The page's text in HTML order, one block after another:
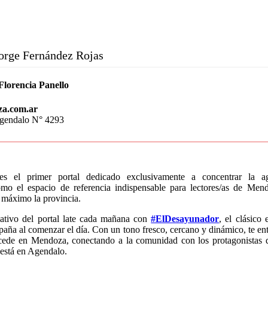
Fernández Rojas
Panello
N° 4293
el primer portal dedicado exclusivamente a concentrar la
el espacio de referencia indispensable para lectores/as de
la provincia.
del portal late cada mañana con#ElDesayunador, el clásico
al comenzar el día. Con un tono fresco, cercano y dinámico, te
en Mendoza, conectando a la comunidad con los
en Agendalo.